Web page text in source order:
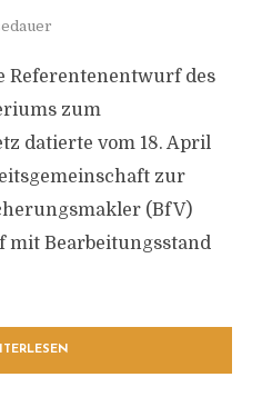
Referentenentwurf des
zum
datierte vom 18. April
zur
(BfV)
Bearbeitungsstand